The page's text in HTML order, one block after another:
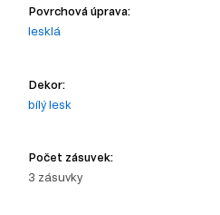
Povrchová úprava:
lesklá
Dekor:
bílý lesk
Počet zásuvek:
3 zásuvky